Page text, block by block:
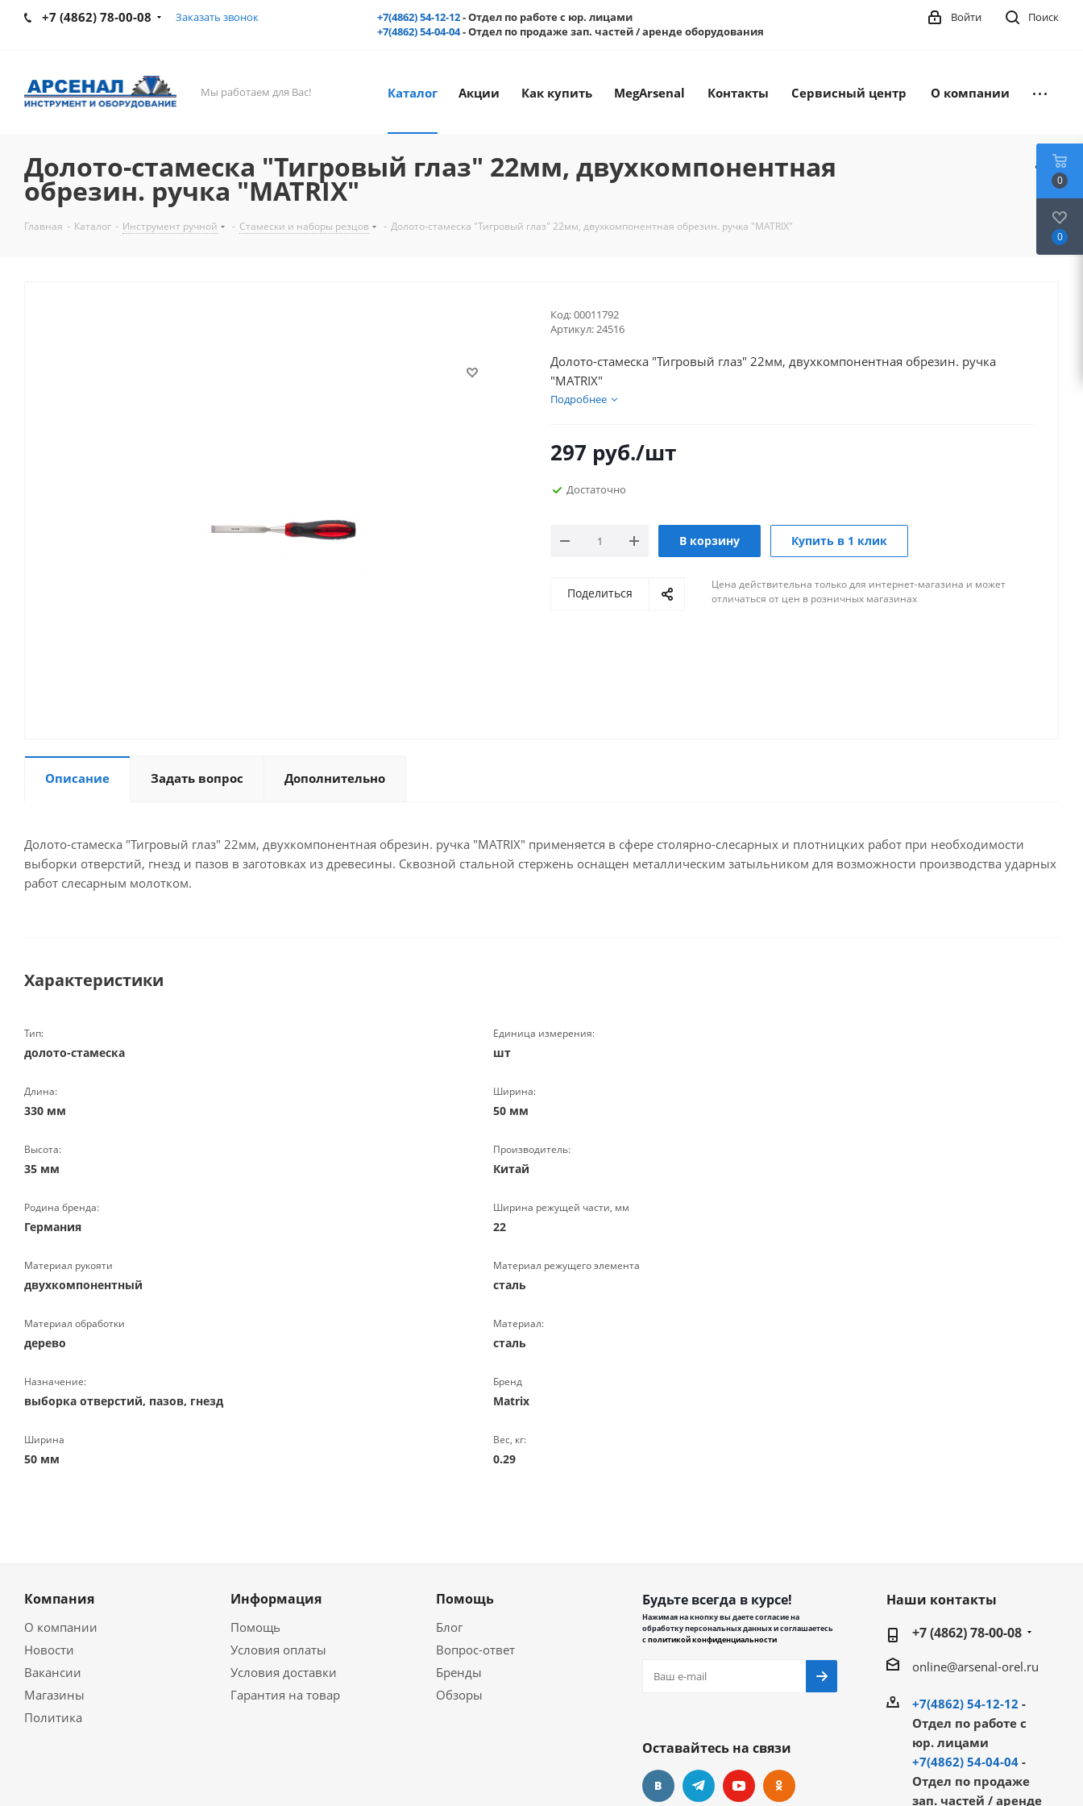
+7 (4862) 78-00-08 Заказать звонок +7(4862) 54-12-12- Отдел по работе с юр. лицами
+7(4862) 54-04-04- Отдел по продаже зап. частей / аренде оборудования
Поиск
Войти
Мы работаем для Вас! Каталог Акции Как купить MegArsenal Контакты Сервисный центр О компании
Долото-стамеска "Тигровый глаз" 22мм, двухкомпонентная
обрезин. ручка "MATRIX"
Главная - Каталог - Инструмент ручной - Стамески и наборы резцов - Долото-стамеска "Тигровый глаз" 22мм, двухкомпонентная обрезин. ручка "MATRIX"
Код:00011792
Артикул:24516
Долото-стамеска "Тигровый глаз" 22мм, двухкомпонентная обрезин. ручка
"MATRIX"
Подробнее
297 руб./шт
Достаточно
В корзину Купить в 1 клик
Поделиться
Цена действительна только для интернет-магазина и может
отличаться от цен в розничных магазинах
Описание Задать вопрос Дополнительно
Долото-стамеска "Тигровый глаз" 22мм, двухкомпонентная обрезин. ручка "MATRIX" применяется в сфере столярно-слесарных и плотницких работ при необходимости
выборки отверстий, гнезд и пазов в заготовках из древесины. Сквозной стальной стержень оснащен металлическим затыльником для возможности производства ударных
работ слесарным молотком.
Характеристики
Тип:
долото-стамеска
Единица измерения:
шт
Длина:
330 мм
Ширина:
50 мм
Высота:
35 мм
Производитель:
Китай
Родина бренда:
Германия
Ширина режущей части, мм
22
Материал рукояти
двухкомпонентный
Материал режущего элемента
сталь
Материал обработки
дерево
Материал:
сталь
Назначение:
выборка отверстий, пазов, гнезд
Бренд
Matrix
Ширина
50 мм
Вес, кг:
0.29
Компания
О компании
Новости
Вакансии
Магазины
Политика
Информация
Помощь
Условия оплаты
Условия доставки
Гарантия на товар
Помощь
Блог
Вопрос-ответ
Бренды
Обзоры
Будьте всегда в курсе!
Нажимая на кнопку вы даете согласие на
обработку персональных данных и соглашаетесь
сполитикой конфиденциальности
Оставайтесь на связи
Наши контакты
+7 (4862) 78-00-08
online@arsenal-orel.ru
+7(4862) 54-12-12 -
Отдел по работе с
юр. лицами
+7(4862) 54-04-04-
Отдел по продаже
зап. частей / аренде
0
0